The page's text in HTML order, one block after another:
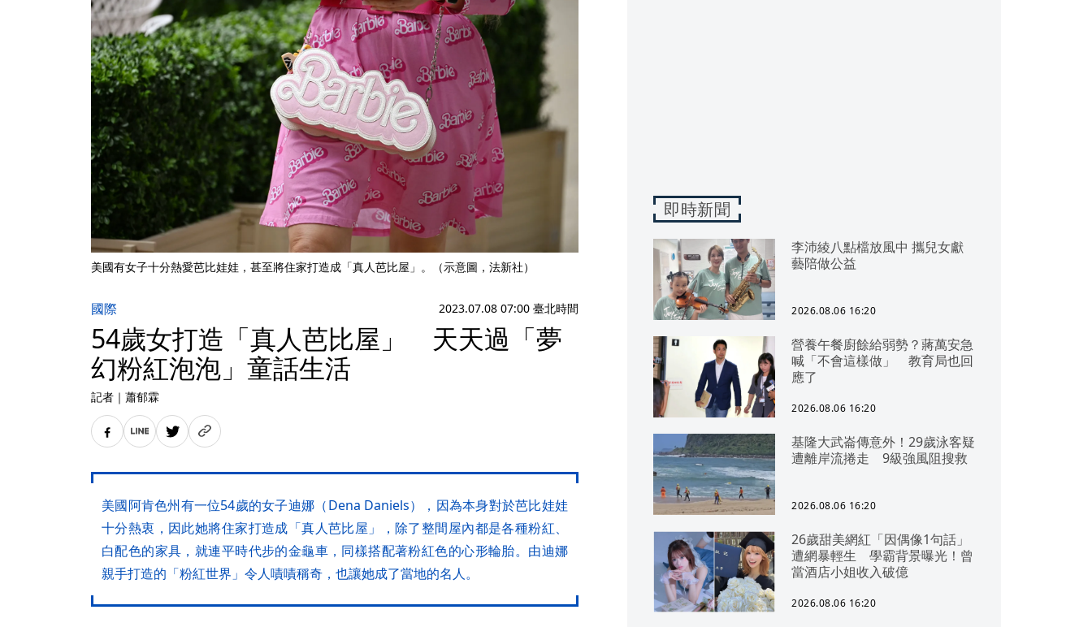
美國有女子十分熱愛芭比娃娃，甚至將住家打造成「真人芭比屋」。（示意圖，法新社）
國際 2023.07.08 07:00 臺北時間
54歲女打造「真人芭比屋」 天天過「夢
幻粉紅泡泡」童話生活
記者 ｜ 蕭郁霖
美國阿肯色州有一位54歲的女子迪娜（Dena Daniels），因為本身對於芭比娃娃
十分熱衷，因此她將住家打造成「真人芭比屋」，除了整間屋內都是各種粉紅、
白配色的家具，就連平時代步的金龜車，同樣搭配著粉紅色的心形輪胎。由迪娜
親手打造的「粉紅世界」令人嘖嘖稱奇，也讓她成了當地的名人。
即時新聞
李沛綾八點檔放風中 攜兒女獻
藝陪做公益
2026.08.06 16:20
營養午餐廚餘給弱勢？蔣萬安急
喊「不會這樣做」 教育局也回
應了
2026.08.06 16:20
基隆大武崙傳意外！29歲泳客疑
遭離岸流捲走 9級強風阻搜救
2026.08.06 16:20
26歲甜美網紅「因偶像1句話」
遭網暴輕生 學霸背景曝光！曾
當酒店小姐收入破億
2026.08.06 16:20